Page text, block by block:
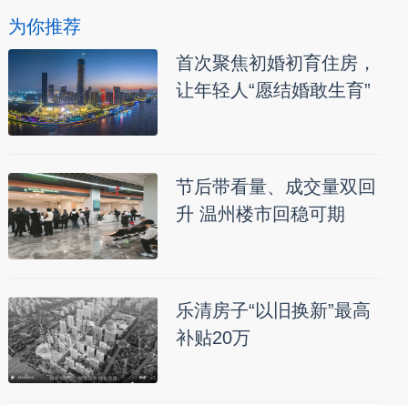
为你推荐
首次聚焦初婚初育住房，
让年轻人“愿结婚敢生育”
节后带看量、成交量双回
升 温州楼市回稳可期
乐清房子“以旧换新”最高
补贴20万